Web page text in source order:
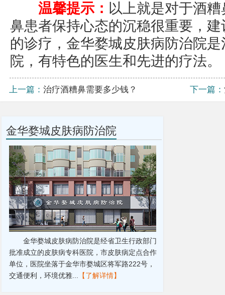
温馨提示： 以上就是对于酒
鼻患者保持心态的沉稳很重要，
的诊疗，金华婺城皮肤病防治院
院，有特色的医生和先进的疗法。
上一篇：治疗酒糟鼻需要多少钱？ 下一篇：
金华婺城皮肤病防治院
金华婺城皮肤病防治院是经省卫生行政部门
批准成立的皮肤病专科医院，市皮肤病定点合作
单位，医院坐落于金华市婺城区将军路222号，
交通便利，环境优雅... 【了解详情】